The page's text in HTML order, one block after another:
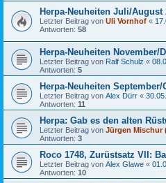
Herpa-Neuheiten Juli/August
Letzter Beitrag von Uli Vornhof «
Antworten: 58
Herpa-Neuheiten November/
Letzter Beitrag von Ralf Schulz «
Antworten: 5
Herpa-Neuheiten September/
Letzter Beitrag von Alex Dürr «
Antworten: 11
Herpa: Gab es den alten
Letzter Beitrag von Jürgen Mischur
Antworten: 3
Roco 1748, Zurüstsatz VII:
Letzter Beitrag von Alex Glawe «
Antworten: 10